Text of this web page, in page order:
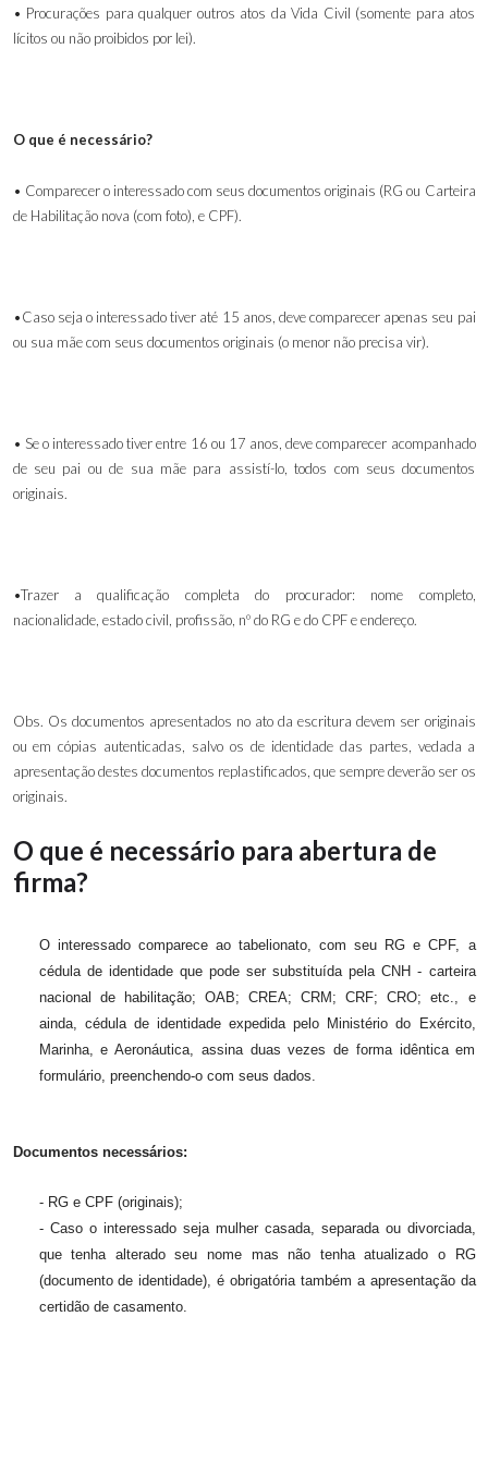
• Procurações para qualquer outros atos da Vida Civil (somente para atos
lícitos ou não proibidos por lei).
O que é necessário?
• Comparecer o interessado com seus documentos originais (RG ou Carteira
de Habilitação nova (com foto), e CPF).
•Caso seja o interessado tiver até 15 anos, deve comparecer apenas seu pai
ou sua mãe com seus documentos originais (o menor não precisa vir).
• Se o interessado tiver entre 16 ou 17 anos, deve comparecer acompanhado
de seu pai ou de sua mãe para assistí-lo, todos com seus documentos
originais.
•Trazer a qualificação completa do procurador: nome completo,
nacionalidade, estado civil, profissão, nº do RG e do CPF e endereço.
Obs. Os documentos apresentados no ato da escritura devem ser originais
ou em cópias autenticadas, salvo os de identidade das partes, vedada a
apresentação destes documentos replastificados, que sempre deverão ser os
originais.
O que é necessário para abertura de
firma?
O interessado comparece ao tabelionato, com seu RG e CPF, a
cédula de identidade que pode ser substituída pela CNH - carteira
nacional de habilitação; OAB; CREA; CRM; CRF; CRO; etc., e
ainda, cédula de identidade expedida pelo Ministério do Exército,
Marinha, e Aeronáutica, assina duas vezes de forma idêntica em
formulário, preenchendo-o com seus dados.
Documentos necessários:
- RG e CPF (originais);
- Caso o interessado seja mulher casada, separada ou divorciada,
que tenha alterado seu nome mas não tenha atualizado o RG
(documento de identidade), é obrigatória também a apresentação da
certidão de casamento.